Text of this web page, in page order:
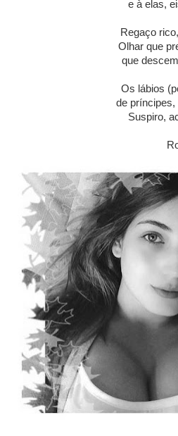
e à elas,
Regaço
Olhar que
que
Os lábios
de príncipes,
Suspiro,